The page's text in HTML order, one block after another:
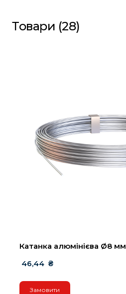
Товари (28)
Катанка алюмінієва Ø8 мм
46,44  ₴
Замовити